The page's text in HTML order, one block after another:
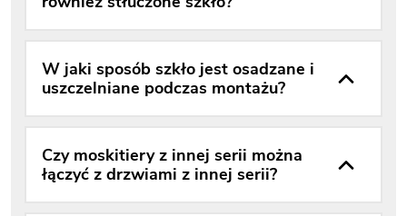
W jaki sposób szkło jest osadzane i
uszczelniane podczas montażu?
Czy moskitiery z innej serii można
łączyć z drzwiami z innej serii?